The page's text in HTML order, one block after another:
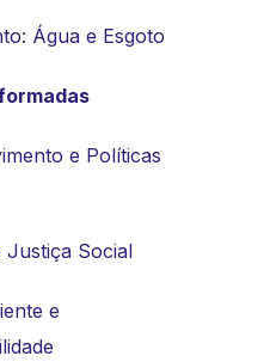
Água e Esgoto
e Políticas
Justiça Social
e